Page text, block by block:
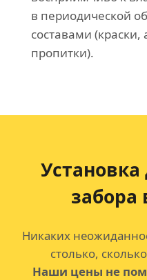
в периодической
составами (краски,
пропитки).
забора
Никаких
столько,
Наши цены не